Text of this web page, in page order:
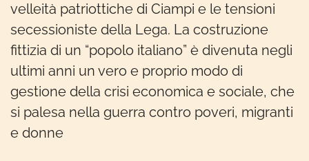
velleità patriottiche di Ciampi e le tensioni
secessioniste della Lega. La costruzione
fittizia di un “popolo italiano” è divenuta negli
ultimi anni un vero e proprio modo di
gestione della crisi economica e sociale, che
si palesa nella guerra contro poveri, migranti
e donne